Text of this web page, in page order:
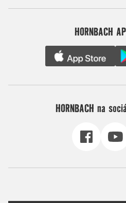
HORNBACH
HORNBACH na